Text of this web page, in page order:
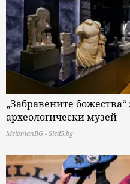
„Забравените
археологически музей
MelomanBG - Sled5.bg